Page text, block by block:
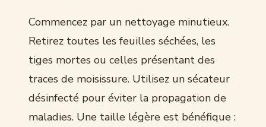
Commencez par un nettoyage minutieux.
Retirez toutes les feuilles séchées, les
tiges mortes ou celles présentant des
traces de moisissure. Utilisez un sécateur
désinfecté pour éviter la propagation de
maladies. Une taille légère est bénéfique :